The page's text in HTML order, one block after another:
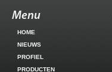
Menu
HOME
NIEUWS
PROFIEL
PRODUCTEN